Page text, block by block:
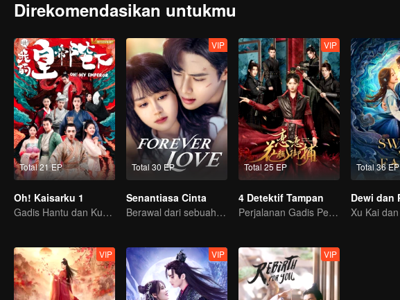
Direkomendasikan untukmu
Total 21 EP
Oh! Kaisarku 1
Gadis Hantu dan Kuda Selamatkan Kaisar yang berwajah dingin
Total 30 EP
VIP
Senantiasa Cinta
Berawal dari sebuah ciuman
Total 25 EP
VIP
4 Detektif Tampan
Perjalanan Gadis Penjelajah Waktu Memikat 4 Detektif Tampan
Total 36 EP
VIP VIP VIP